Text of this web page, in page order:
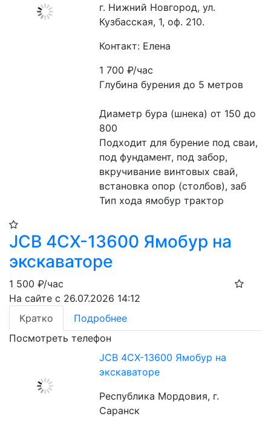
г. Нижний Новгород, ул.
Кузбасская, 1, оф. 210.
Контакт: Елена
1 700₽/час
Глубина бурения до 5 метров
Диаметр бура (шнека) от 150 до
800
Подходит для бурение под сваи,
под фундамент, под забор,
вкручивание винтовых свай,
встановка опор (столбов), заб
Тип хода ямобур трактор
JCB 4CX-13600 Ямобур на
экскаваторе
1 500 ₽/час
На сайте с 26.07.2026 14:12
Кратко
Подробнее
Посмотреть телефон
JCB 4CX-13600 Ямобур на
экскаваторе
Республика Мордовия, г.
Саранск